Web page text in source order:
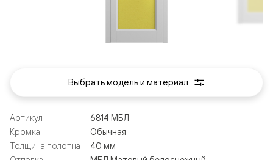
Артикул
6814 МБЛ
Кромка
Обычная
Толщина полотна
40 мм
Выбрать модель и материал